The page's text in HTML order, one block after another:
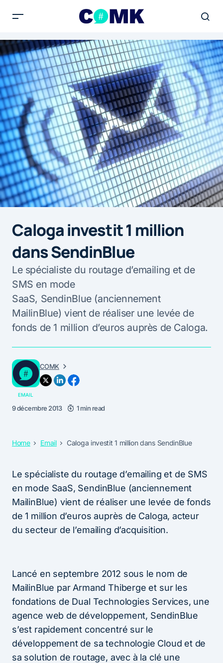
Caloga investit 1 million
dans SendinBlue
Le spécialiste du routage d’emailing et de
SMS en mode
SaaS, SendinBlue (anciennement
MailinBlue) vient de réaliser une levée de
fonds de 1 million d’euros auprès de Caloga.
COMK
EMAIL
9 décembre 2013 1 min read
Home Email Caloga investit 1 million dans SendinBlue
Le spécialiste du routage d’emailing et de SMS
en mode SaaS, SendinBlue (anciennement
MailinBlue) vient de réaliser une levée de fonds
de 1 million d’euros auprès de Caloga, acteur
du secteur de l’emailing d’acquisition.
Lancé en septembre 2012 sous le nom de
MailinBlue par Armand Thiberge et sur les
fondations de Dual Technologies Services, une
agence web de développement, SendinBlue
s’est rapidement concentré sur le
développement de sa technologie Cloud et de
sa solution de routage, avec à la clé une